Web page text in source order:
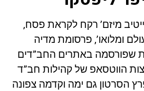
מיזם’ רקח לקראת פסח,
ומלואו’, פרסומת מדיה
שפורסמה באתרים החב”דים
הווטסאפ של קהילות חב”ד
הסרטון גם ימה וקדמה צפונה